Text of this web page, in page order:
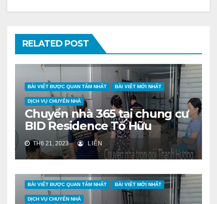
RELATED POST
BÀI VIẾT ĐƯỢC QUAN TÂM NHẤT BÀI VIẾT MỚI NHẤT
DỊCH VỤ CHUYỂN NHÀ
Chuyển nhà 365 tại chung cư
BID Residence Tố Hữu
TH6 21, 2023 LIÊN
BÀI VIẾT ĐƯỢC QUAN TÂM NHẤT BÀI VIẾT MỚI NHẤT
DỊCH VỤ CHUYỂN NHÀ